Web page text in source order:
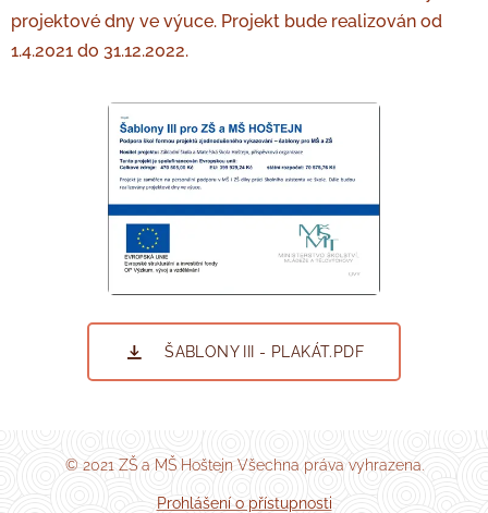
projektové dny ve výuce. Projekt bude realizován od
1.4.2021 do 31.12.2022.
ŠABLONY III - PLAKÁT.PDF
© 2021 ZŠ a MŠ Hoštejn Všechna práva vyhrazena.
Prohlášení o přístupnosti